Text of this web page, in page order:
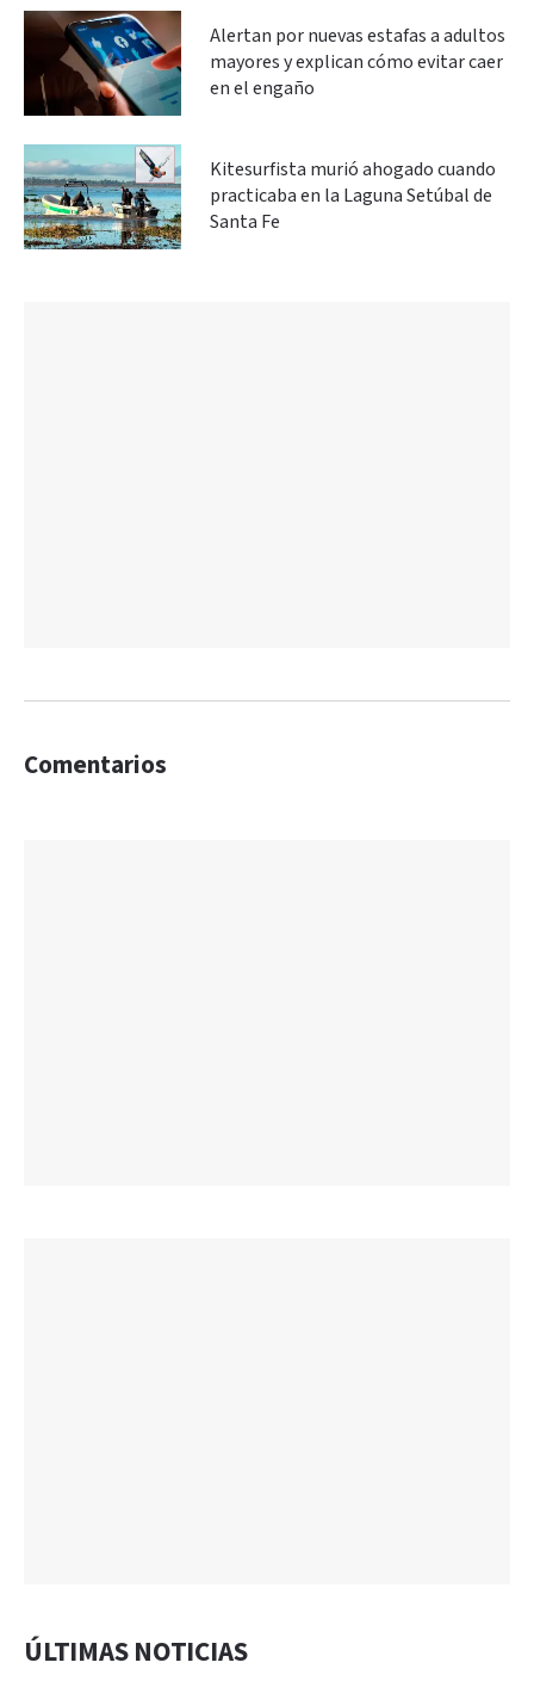
Alertan por nuevas estafas a adultos
mayores y explican cómo evitar caer
en el engaño
Kitesurfista murió ahogado cuando
practicaba en la Laguna Setúbal de
Santa Fe
Comentarios
ÚLTIMAS NOTICIAS